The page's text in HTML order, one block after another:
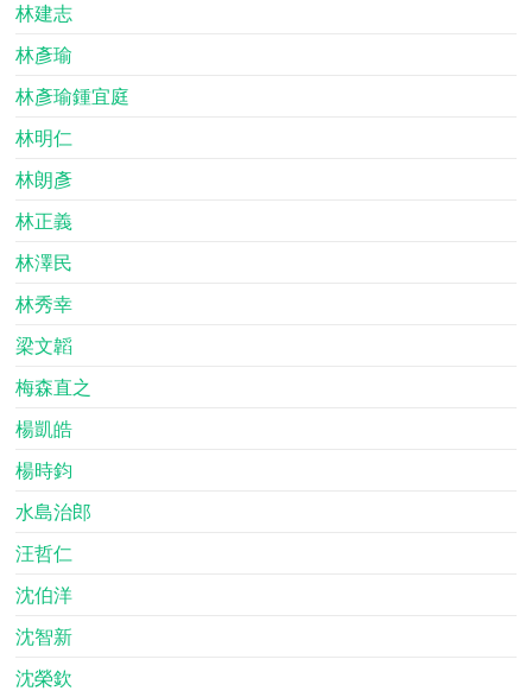
林建志
林彥瑜
林彥瑜鍾宜庭
林明仁
林朗彥
林正義
林澤民
林秀幸
梁文韜
梅森直之
楊凱皓
楊時鈞
水島治郎
汪哲仁
沈伯洋
沈智新
沈榮欽